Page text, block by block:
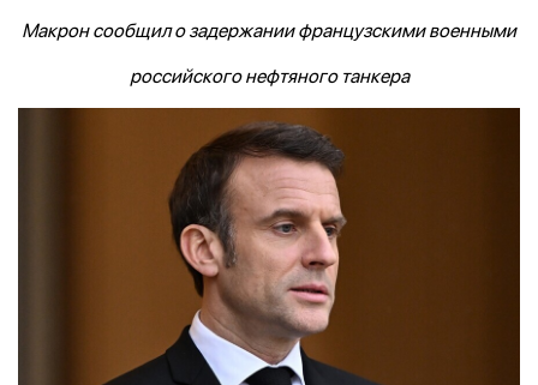
Макрон сообщил о задержании французскими военными
российского нефтяного танкера